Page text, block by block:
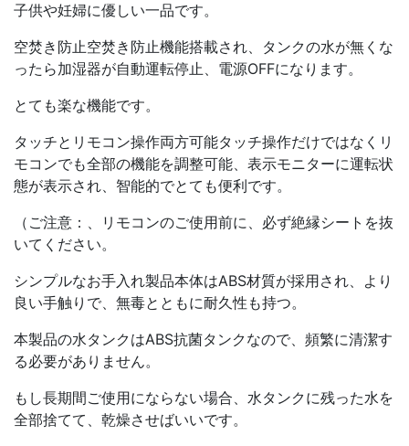
子供や妊婦に優しい一品です。
空焚き防止空焚き防止機能搭載され、タンクの水が無くな
ったら加湿器が自動運転停止、電源OFFになります。
とても楽な機能です。
タッチとリモコン操作両方可能タッチ操作だけではなくリ
モコンでも全部の機能を調整可能、表示モニターに運転状
態が表示され、智能的でとても便利です。
（ご注意：、リモコンのご使用前に、必ず絶縁シートを抜
いてください。
シンプルなお手入れ製品本体はABS材質が採用され、より
良い手触りで、無毒とともに耐久性も持つ。
本製品の水タンクはABS抗菌タンクなので、頻繁に清潔す
る必要がありません。
もし長期間ご使用にならない場合、水タンクに残った水を
全部捨てて、乾燥させばいいです。